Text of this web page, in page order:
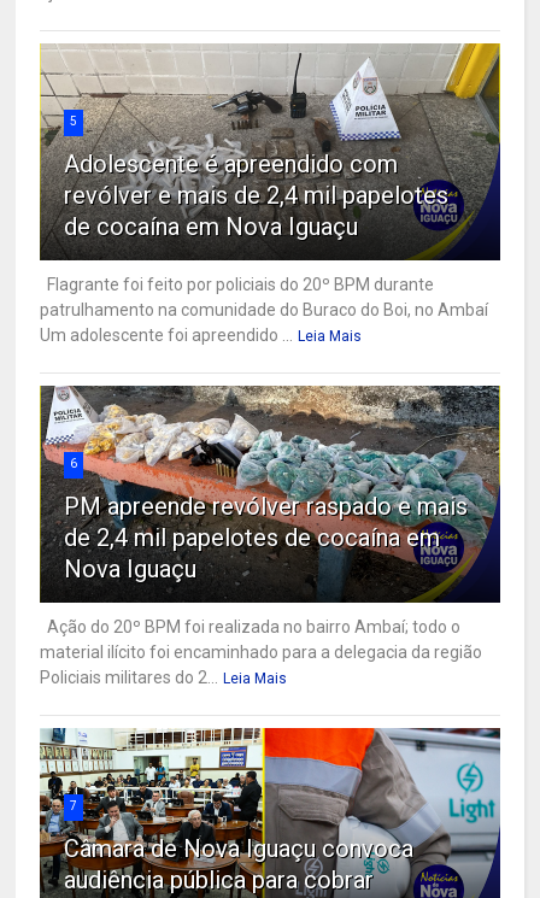
5
Adolescente é apreendido com
revólver e mais de 2,4 mil papelotes
de cocaína em Nova Iguaçu
Flagrante foi feito por policiais do 20º BPM durante
patrulhamento na comunidade do Buraco do Boi, no Ambaí
Um adolescente foi apreendido ...
Leia Mais
6
PM apreende revólver raspado e mais
de 2,4 mil papelotes de cocaína em
Nova Iguaçu
Ação do 20º BPM foi realizada no bairro Ambaí; todo o
material ilícito foi encaminhado para a delegacia da região
Policiais militares do 2...
Leia Mais
7
Câmara de Nova Iguaçu convoca
audiência pública para cobrar